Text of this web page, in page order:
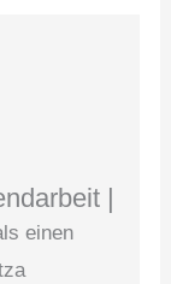
|
einen